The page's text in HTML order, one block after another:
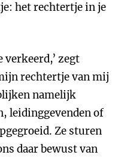
het rechtertje in je
verkeerd,’ zegt
rechtertje van mij
namelijk
leidinggevenden of
Ze sturen
daar bewust van